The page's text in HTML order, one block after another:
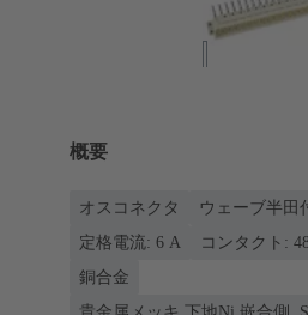
概要
オスコネクタ
ウェーブ半田
定格電流: ‌6 A
コンタクト:
銅合金